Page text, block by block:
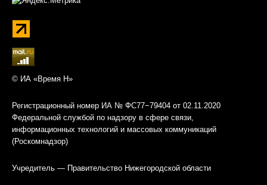
© ИА «Время Н»
Регистрационный номер ИА № ФС77−79404 от 02.11.2020
Федеральной службой по надзору в сфере связи,
информационных технологий и массовых коммуникаций
(Роскомнадзор)
Учредитель — Правительство Нижегородской области